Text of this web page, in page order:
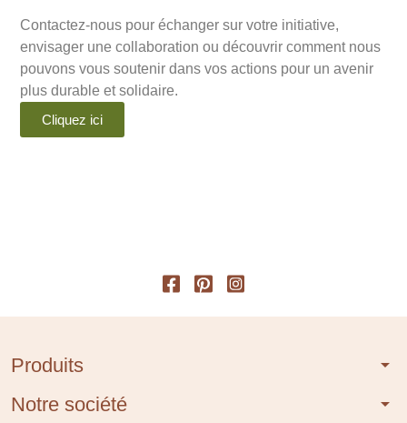
Contactez-nous pour échanger sur votre initiative,
envisager une collaboration ou découvrir comment nous
pouvons vous soutenir dans vos actions pour un avenir
plus durable et solidaire.
Cliquez ici
Produits arrow_drop_down
Notre société arrow_drop_down